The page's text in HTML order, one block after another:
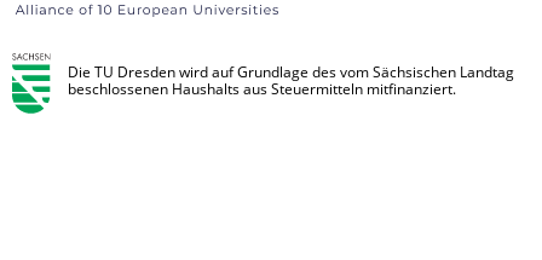
Die TU Dresden wird auf Grundlage des vom Sächsischen Landtag
beschlossenen Haushalts aus Steuermitteln mitfinanziert.